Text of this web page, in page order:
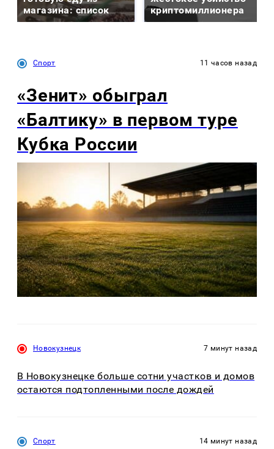
магазина: список
криптомиллионера
Спорт 11 часов назад
«Зенит» обыграл
«Балтику» в первом туре
Кубка России
Новокузнецк 7 минут назад
В Новокузнецке больше сотни участков и домов
остаются подтопленными после дождей
Спорт 14 минут назад